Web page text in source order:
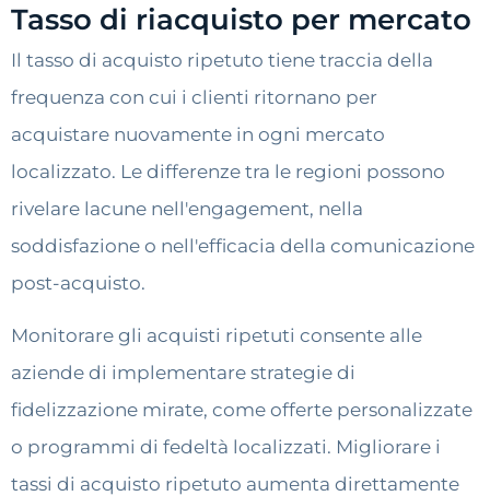
Tasso di riacquisto per mercato
Il tasso di acquisto ripetuto tiene traccia della
frequenza con cui i clienti ritornano per
acquistare nuovamente in ogni mercato
localizzato. Le differenze tra le regioni possono
rivelare lacune nell'engagement, nella
soddisfazione o nell'efficacia della comunicazione
post-acquisto.
Monitorare gli acquisti ripetuti consente alle
aziende di implementare strategie di
fidelizzazione mirate, come offerte personalizzate
o programmi di fedeltà localizzati. Migliorare i
tassi di acquisto ripetuto aumenta direttamente